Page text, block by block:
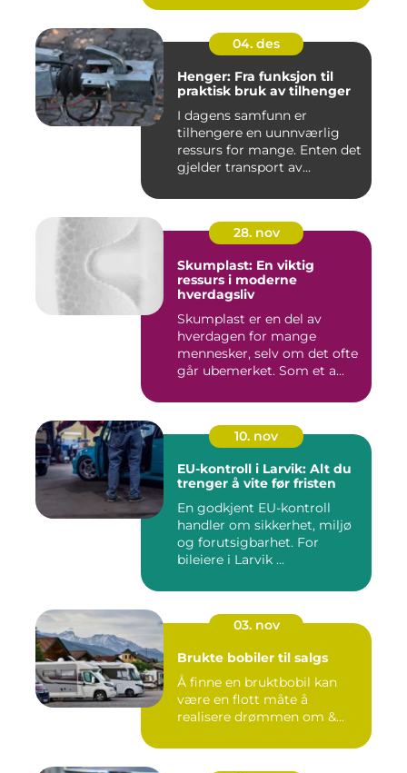
04. des
Henger: Fra funksjon til
praktisk bruk av tilhenger
I dagens samfunn er
tilhengere en uunnværlig
ressurs for mange. Enten det
gjelder transport av...
28. nov
Skumplast: En viktig
ressurs i moderne
hverdagsliv
Skumplast er en del av
hverdagen for mange
mennesker, selv om det ofte
går ubemerket. Som et a...
10. nov
EU-kontroll i Larvik: Alt du
trenger å vite før fristen
En godkjent EU-kontroll
handler om sikkerhet, miljø
og forutsigbarhet. For
bileiere i Larvik ...
03. nov
Brukte bobiler til salgs
Å finne en bruktbobil kan
være en flott måte å
realisere drømmen om &...